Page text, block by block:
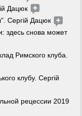
Дацюк
Сергій Дацюк
здесь снова может
Римского клуба.
клубу. Сергій
рецессии 2019